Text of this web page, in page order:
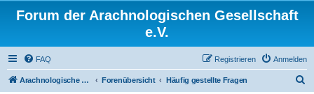
Forum der Arachnologischen Gesellschaft
e.V.
FAQ Anmelden
Registrieren
Arachnologische Gesellschaft e. V. Forenübersicht Häufig gestellte Fragen